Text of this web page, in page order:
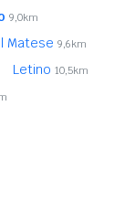
9,0km
Matese 9,6km
Letino 10,5km